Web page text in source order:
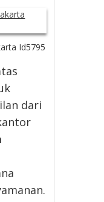
Id5795
dari